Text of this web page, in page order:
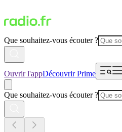
Que souhaitez-vous écouter ?
Ouvrir l'appDécouvrir Prime
Que souhaitez-vous écouter ?